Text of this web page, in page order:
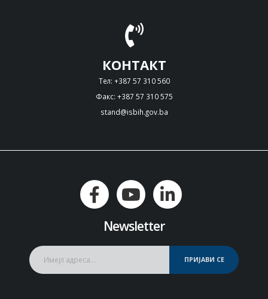
КОНТАКТ
Тел: +387 57 310 560
Факс: +387 57 310 575
stand@isbih.gov.ba
Newsletter
ПРИЈАВИ СЕ